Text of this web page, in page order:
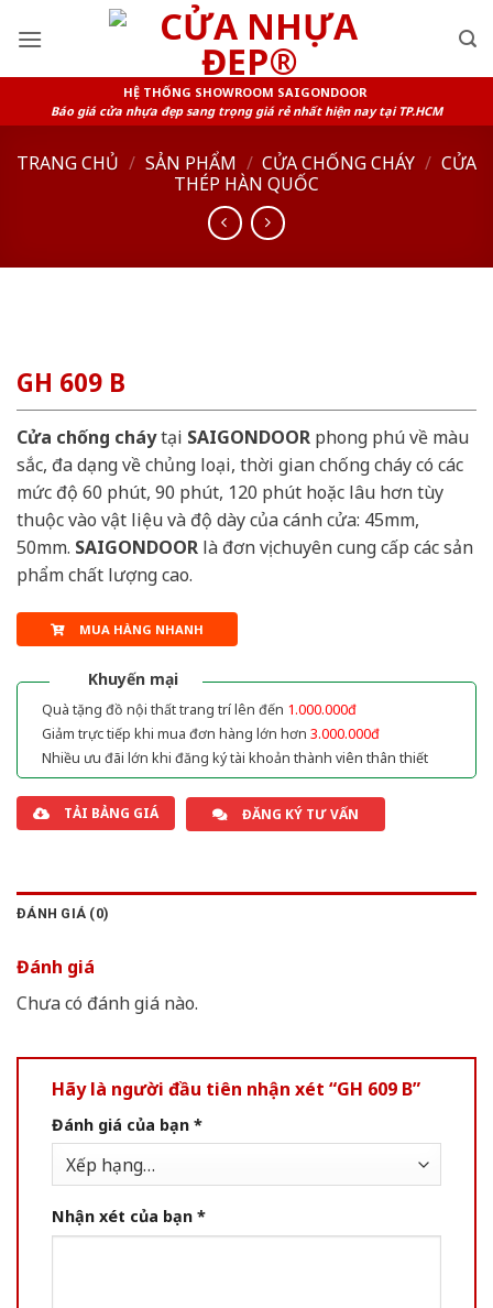
HỆ THỐNG SHOWROOM SAIGONDOOR
Báo giá cửa nhựa đẹp sang trọng giá rẻ nhất hiện nay tại TP.HCM
TRANG CHỦ / SẢN PHẨM / CỬA CHỐNG CHÁY / CỬA
THÉP HÀN QUỐC
GH 609 B
Cửa chống cháytại SAIGONDOOR phong phú về màu
sắc, đa dạng về chủng loại, thời gian chống cháy có các
mức độ 60 phút, 90 phút, 120 phút hoặc lâu hơn tùy
thuộc vào vật liệu và độ dày của cánh cửa: 45mm,
50mm. SAIGONDOOR là đơn vị chuyên cung cấp các sản
phẩm chất lượng cao.
MUA HÀNG NHANH
Khuyến mại
Quà tặng đồ nội thất trang trí lên đến 1.000.000đ
Giảm trực tiếp khi mua đơn hàng lớn hơn 3.000.000đ
Nhiều ưu đãi lớn khi đăng ký tài khoản thành viên thân thiết
TẢI BẢNG GIÁ ĐĂNG KÝ TƯ VẤN
ĐÁNH GIÁ (0)
Đánh giá
Chưa có đánh giá nào.
Hãy là người đầu tiên nhận xét “GH 609 B”
Đánh giá của bạn *
Nhận xét của bạn *